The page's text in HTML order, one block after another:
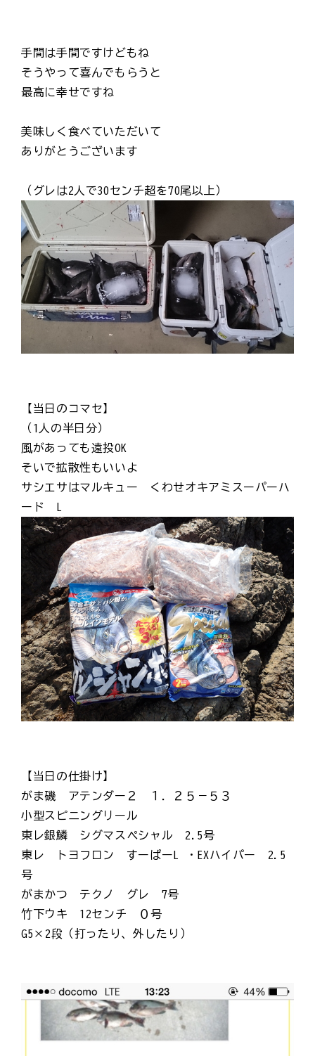
手間は手間ですけどもね
そうやって喜んでもらうと
最高に幸せですね
美味しく食べていただいて
ありがとうございます
（グレは2人で30センチ超を70尾以上）
【当日のコマセ】
（1人の半日分）
風があっても遠投OK
そいで拡散性もいいよ
サシエサはマルキュー くわせオキアミスーパーハ
ード L
【当日の仕掛け】
がま磯 アテンダー２ １．２５－５３
小型スピニングリール
東レ銀鱗 シグマスペシャル 2.5号
東レ トヨフロン すーぱーL ・EXハイパー 2.5
号
がまかつ テクノ グレ 7号
竹下ウキ 12センチ ０号
G5×2段（打ったり、外したり）